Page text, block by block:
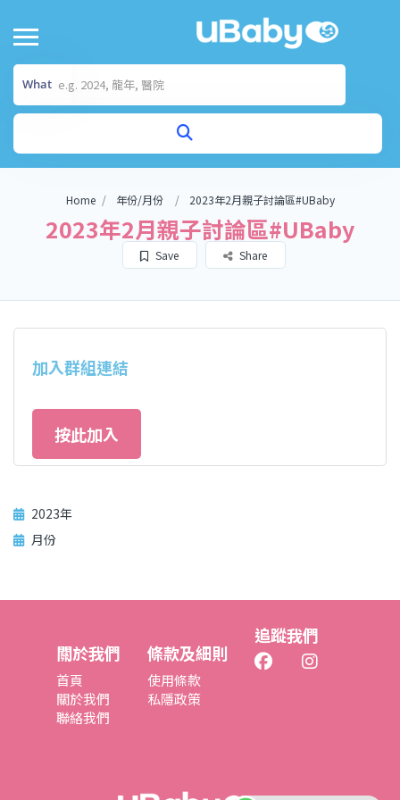
What
Home 年份/月份 2023年2月親子討論區#UBaby
2023年2月親子討論區#UBaby
Save Share
加入群組連結
按此加入
2023年
月份
關於我們
首頁
關於我們
聯絡我們
條款及細則
使用條款
私隱政策
追蹤我們